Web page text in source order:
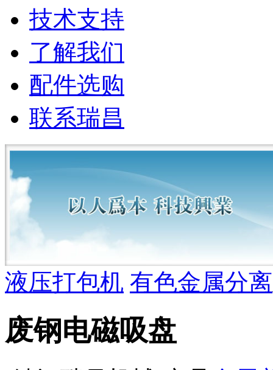
技术支持
了解我们
配件选购
联系瑞昌
液压打包机 有色金属分离
废钢电磁吸盘